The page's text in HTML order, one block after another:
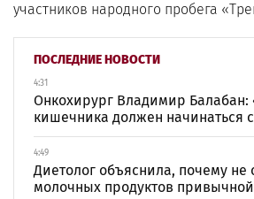
ПОСЛЕДНИЕ НОВОСТИ
4:31
Онкохирург Владимир Балабан:
кишечника должен начинаться
4:49
Диетолог объяснила, почему не
молочных продуктов
участников народного пробега